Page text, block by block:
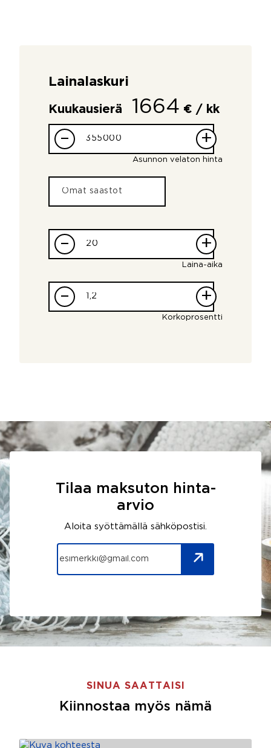
Lainalaskuri
Kuukausierä 1664 € / kk
– +
Asunnon velaton hinta
– +
Laina-aika
– +
Korkoprosentti
Tilaa maksuton hinta-
arvio
Aloita syöttämällä sähköpostisi.
SINUA SAATTAISI
Kiinnostaa myös nämä